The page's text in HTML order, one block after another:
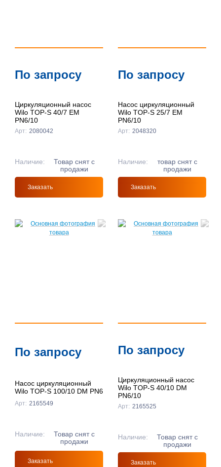
По запросу
Циркуляционный насос
Wilo TOP-S 40/7 EM
PN6/10
Арт: 2080042
Наличие:
Товар снят с
продажи
Заказать
По запросу
Насос циркуляционный
Wilo TOP-S 25/7 EM
PN6/10
Арт: 2048320
Наличие:
товар снят с
продажи
Заказать
По запросу
Насос циркуляционный
Wilo TOP-S 100/10 DM PN6
Арт: 2165549
Наличие:
Товар снят с
продажи
Заказать
По запросу
Циркуляционный насос
Wilo TOP-S 40/10 DM
PN6/10
Арт: 2165525
Наличие:
Товар снят с
продажи
Заказать